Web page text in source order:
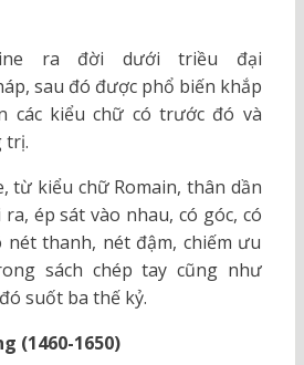
ra đời dưới triều đại
sau đó được phổ biến khắp
các kiểu chữ có trước đó và
trị.
từ kiểu chữ Romain, thân dần
ép sát vào nhau, có góc, có
nét thanh, nét đậm, chiếm ưu
sách chép tay cũng như
suốt ba thế kỷ.
(1460-1650)